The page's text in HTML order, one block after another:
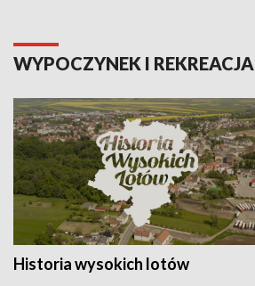
WYPOCZYNEK I REKREACJA
Historia wysokich lotów